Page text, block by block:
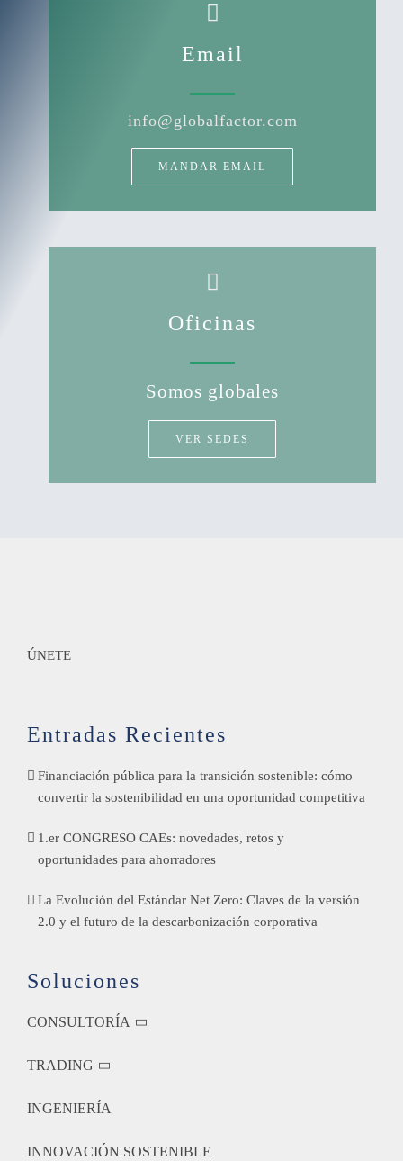
Email
info@globalfactor.com
MANDAR EMAIL
Oficinas
Somos globales
VER SEDES
ÚNETE
Entradas Recientes
Financiación pública para la transición sostenible: cómo
convertir la sostenibilidad en una oportunidad competitiva
1.er CONGRESO CAEs: novedades, retos y
oportunidades para ahorradores
La Evolución del Estándar Net Zero: Claves de la versión
2.0 y el futuro de la descarbonización corporativa
Soluciones
CONSULTORÍA
TRADING
INGENIERÍA
INNOVACIÓN SOSTENIBLE